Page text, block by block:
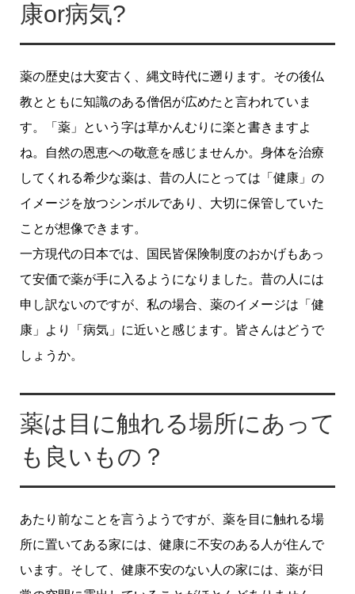
康or病気?
薬の歴史は大変古く、縄文時代に遡ります。その後仏
教とともに知識のある僧侶が広めたと言われていま
す。「薬」という字は草かんむりに楽と書きますよ
ね。自然の恩恵への敬意を感じませんか。身体を治療
してくれる希少な薬は、昔の人にとっては「健康」の
イメージを放つシンボルであり、大切に保管していた
ことが想像できます。
一方現代の日本では、国民皆保険制度のおかげもあっ
て安価で薬が手に入るようになりました。昔の人には
申し訳ないのですが、私の場合、薬のイメージは「健
康」より「病気」に近いと感じます。皆さんはどうで
しょうか。
薬は目に触れる場所にあって
も良いもの？
あたり前なことを言うようですが、薬を目に触れる場
所に置いてある家には、健康に不安のある人が住んで
います。そして、健康不安のない人の家には、薬が日